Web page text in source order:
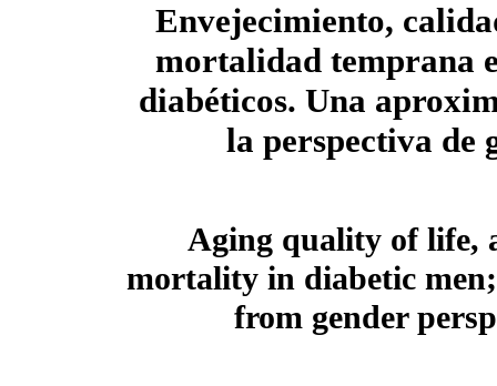
Envejecimiento,
mortalidad temprana
diabéticos. Una
la perspectiva de
Aging quality of life,
mortality in diabetic
from gender